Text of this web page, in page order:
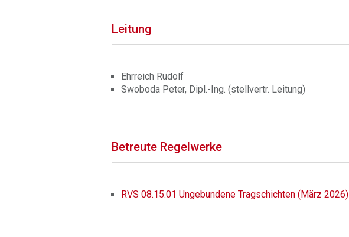
Leitung
Ehrreich Rudolf
Swoboda Peter, Dipl.-Ing. (stellvertr. Leitung)
Betreute Regelwerke
RVS 08.15.01 Ungebundene Tragschichten (März 2026)